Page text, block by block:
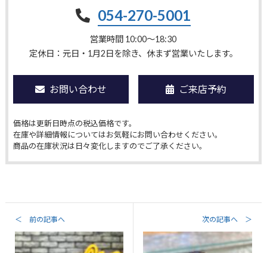
054-270-5001
営業時間 10:00〜18:30
定休日：元日・1月2日を除き、休まず営業いたします。
お問い合わせ ご来店予約
価格は更新日時点の税込価格です。
在庫や詳細情報についてはお気軽にお問い合わせください。
商品の在庫状況は日々変化しますのでご了承ください。
＜ 前の記事へ 次の記事へ ＞